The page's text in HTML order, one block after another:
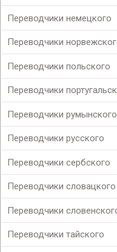
Переводчики немецкого
Переводчики
Переводчики польского
Переводчики
Переводчики румынского
Переводчики русского
Переводчики сербского
Переводчики словацкого
Переводчики
Переводчики тайского